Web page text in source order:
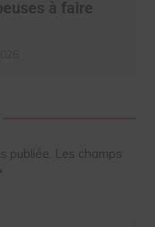
à faire
publiée. Les champs
*